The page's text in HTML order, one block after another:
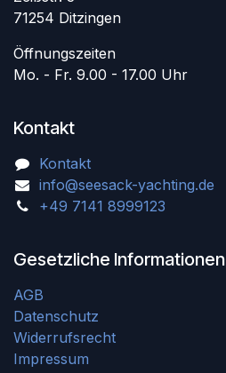
71254 Ditzingen
Öffnungszeiten
Mo. - Fr. 9.00 - 17.00 Uhr
Kontakt
Kontakt
info@seesack-yachting.de
+49 7141 8999123
Gesetzliche Informationen
AGB
Datenschutz
Widerrufsrecht
Impressum